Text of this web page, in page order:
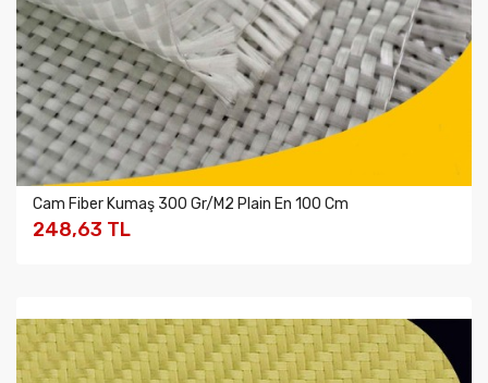
Cam Fiber Kumaş 300 Gr/m2 Plain En 100 Cm
248,63 TL